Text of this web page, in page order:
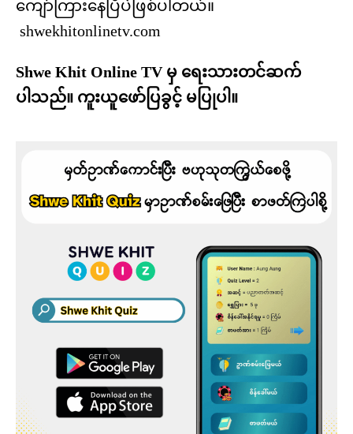
ကျော်ကြားနေပြီပဲဖြစ်ပါတယ်။
shwekhitonlinetv.com
Shwe Khit Online TV မှ ရေးသားတင်ဆက်
ပါသည်။ ကူးယူဖော်ပြခွင့် မပြုပါ။